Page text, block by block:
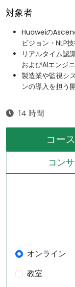
対象者
Huaweiの
ビジョン・NLP
リアルタイム認
およびAIエンジ
製造業や監視シ
ンの導入を担う
14 時間
コー
コン
オンライン
教室